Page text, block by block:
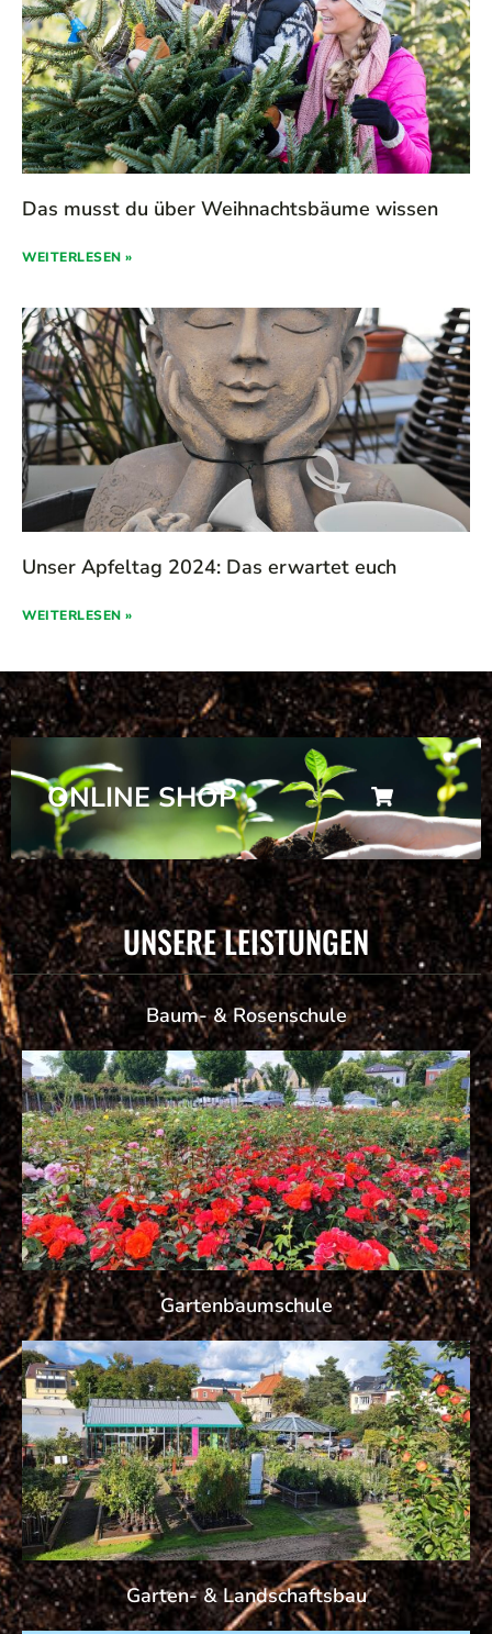
Das musst du über Weihnachtsbäume wissen
WEITERLESEN »
Unser Apfeltag 2024: Das erwartet euch
WEITERLESEN »
ONLINE SHOP
UNSERE LEISTUNGEN
Baum- & Rosenschule
Gartenbaumschule
Garten- & Landschaftsbau